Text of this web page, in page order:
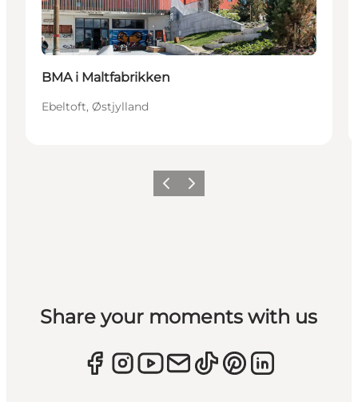
BMA i Maltfabrikken
Ebeltoft, Østjylland
ForrigeNæste
Share your moments with us